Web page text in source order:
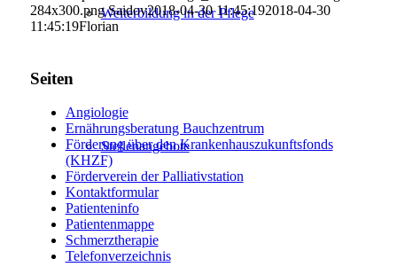
Weiterbildung in der Pflege
Stellenangebote
284x300.png Saidov2018-04-30 11:45:192018-04-30
11:45:19Florian
Seiten
Angiologie
Ernährungsberatung Bauchzentrum
Förderung über den Krankenhauszukunftsfonds
(KHZF)
Förderverein der Palliativstation
Kontaktformular
Patienteninfo
Patientenmappe
Schmerztherapie
Telefonverzeichnis